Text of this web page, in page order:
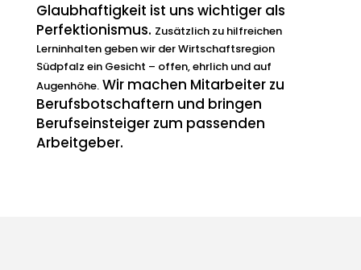
Glaubhaftigkeit ist uns wichtiger als
Perfektionismus. Zusätzlich zu hilfreichen
Lerninhalten geben wir der Wirtschaftsregion
Südpfalz ein Gesicht – offen, ehrlich und auf
Augenhöhe.Wir machen Mitarbeiter zu
Berufsbotschaftern und bringen
Berufseinsteiger zum passenden
Arbeitgeber.